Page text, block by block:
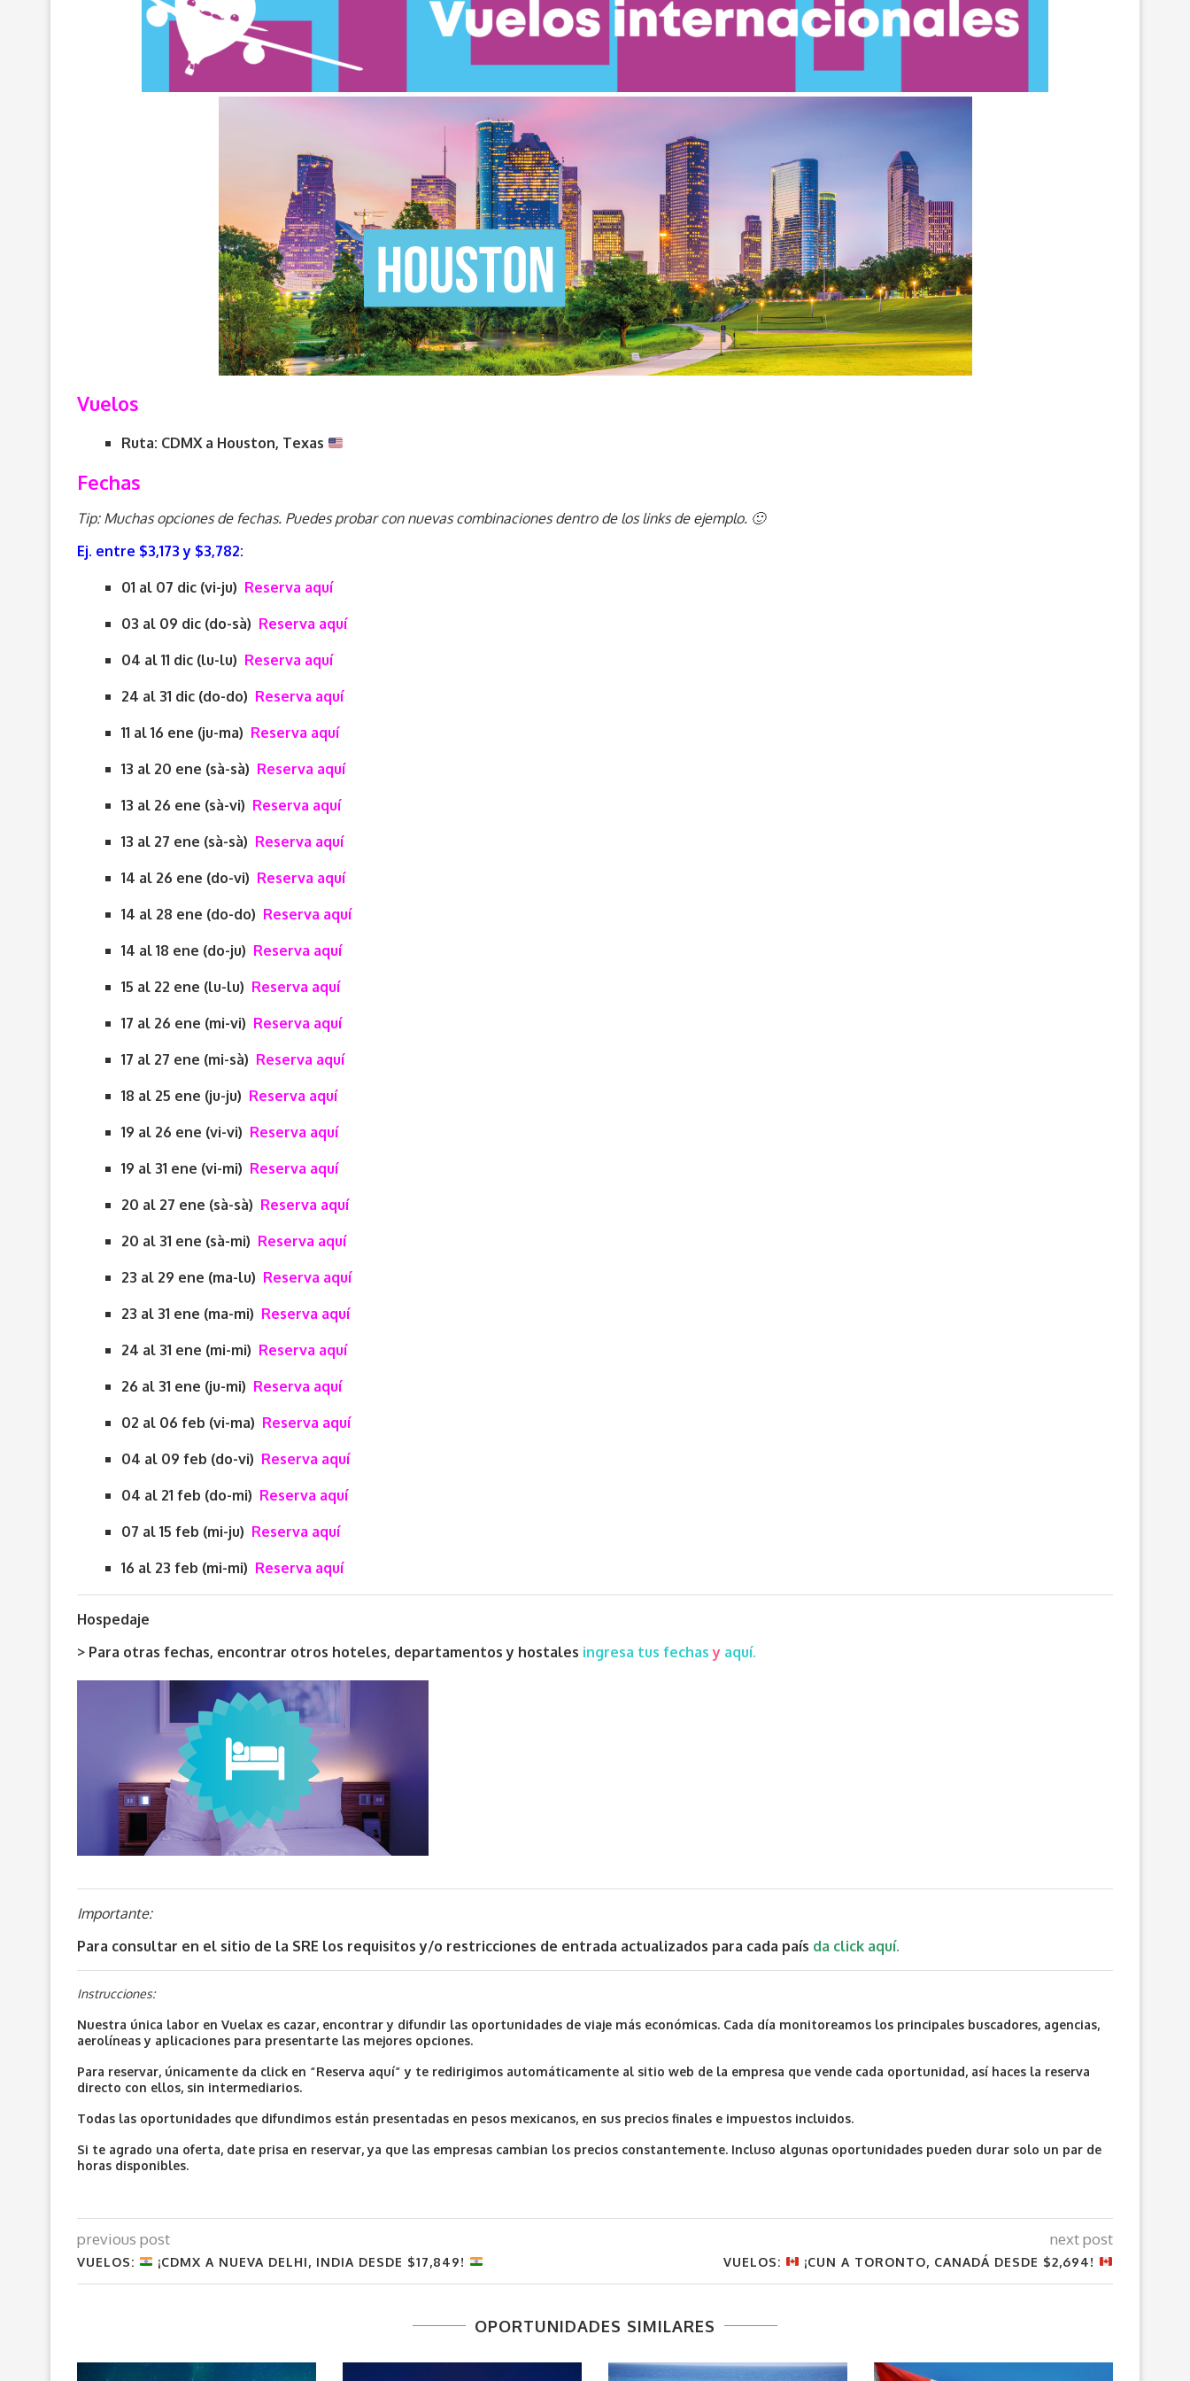
Vuelos
Ruta: CDMX a Houston, Texas
Fechas
Tip: Muchas opciones de fechas. Puedes probar con nuevas combinaciones dentro de los links de ejemplo. 🙂
Ej. entre $3,173 y $3,782:
01 al 07 dic (vi-ju) Reserva aquí
03 al 09 dic (do-sà) Reserva aquí
04 al 11 dic (lu-lu) Reserva aquí
24 al 31 dic (do-do) Reserva aquí
11 al 16 ene (ju-ma) Reserva aquí
13 al 20 ene (sà-sà) Reserva aquí
13 al 26 ene (sà-vi) Reserva aquí
13 al 27 ene (sà-sà) Reserva aquí
14 al 26 ene (do-vi) Reserva aquí
14 al 28 ene (do-do) Reserva aquí
14 al 18 ene (do-ju) Reserva aquí
15 al 22 ene (lu-lu) Reserva aquí
17 al 26 ene (mi-vi) Reserva aquí
17 al 27 ene (mi-sà) Reserva aquí
18 al 25 ene (ju-ju) Reserva aquí
19 al 26 ene (vi-vi) Reserva aquí
19 al 31 ene (vi-mi) Reserva aquí
20 al 27 ene (sà-sà) Reserva aquí
20 al 31 ene (sà-mi) Reserva aquí
23 al 29 ene (ma-lu) Reserva aquí
23 al 31 ene (ma-mi) Reserva aquí
24 al 31 ene (mi-mi) Reserva aquí
26 al 31 ene (ju-mi) Reserva aquí
02 al 06 feb (vi-ma) Reserva aquí
04 al 09 feb (do-vi) Reserva aquí
04 al 21 feb (do-mi) Reserva aquí
07 al 15 feb (mi-ju) Reserva aquí
16 al 23 feb (mi-mi) Reserva aquí
Hospedaje
> Para otras fechas, encontrar otros hoteles, departamentos y hostales ingresa tus fechas y aquí.
Importante:
Para consultar en el sitio de la SRE los requisitos y/o restricciones de entrada actualizados para cada país da click aquí.
Instrucciones:
Nuestra única labor en Vuelax es cazar, encontrar y difundir las oportunidades de viaje más económicas. Cada día monitoreamos los principales buscadores, agencias,
aerolíneas y aplicaciones para presentarte las mejores opciones.
Para reservar, únicamente da click en “Reserva aquí” y te redirigimos automáticamente al sitio web de la empresa que vende cada oportunidad, así haces la reserva
directo con ellos, sin intermediarios.
Todas las oportunidades que difundimos están presentadas en pesos mexicanos, en sus precios finales e impuestos incluidos.
Si te agrado una oferta, date prisa en reservar, ya que las empresas cambian los precios constantemente. Incluso algunas oportunidades pueden durar solo un par de
horas disponibles.
previous post
VUELOS: ¡CDMX A NUEVA DELHI, INDIA DESDE $17,849!
next post
VUELOS: ¡CUN A TORONTO, CANADÁ DESDE $2,694!
OPORTUNIDADES SIMILARES